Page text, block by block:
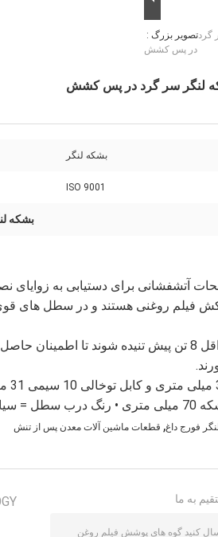
تصویر بزرگ :گرد
در پس کشش
لنگر سر گرد در پس کشش
بشکه لنگر
ISO 9001
بشکه
برای دستیابی به زوایای نصب تا 18 درجه استفاده
تمام بشکه ها و گوه ها باید تا حداقل 8 تن پیش
متری
فورج داغ, قطعات ماشین آلات معدن پس از تنش
به ما